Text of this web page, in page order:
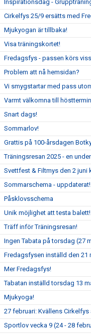
Inspirationsdag -
Cirkelfys 25/9 ersätts med
Mjukyogan är tillbaka!
Visa träningskortet!
Fredagsfys - passen körs
Problem att nå hemsidan?
Vi smygstartar med pass
Varmt välkomna till
Snart dags!
Sommarlov!
Grattis på 100-årsdagen
Träningsresan 2025 - en
Svettfest & Filtmys den 2 juni
Sommarschema - uppdaterat!
Påsklovsschema
Unik möjlighet att testa balett!
Träff inför Träningsresan!
Ingen Tabata på torsdag (27
Fredagsfysen inställd den 21
Mer Fredagsfys!
Tabatan inställd torsdag 13
Mjukyoga!
27 februari: Kvällens Cirkelfys
Sportlov vecka 9 (24 - 28